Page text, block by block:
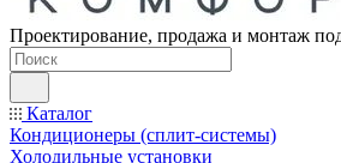
Проектирование, продажа и монтаж
Каталог
Кондиционеры (сплит-системы)
Холодильные установки